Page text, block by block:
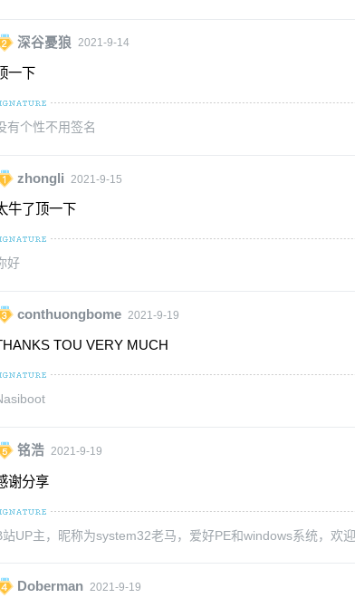
深谷憂狼 2021-9-14
顶一下
有个性不用签名
zhongli 2021-9-15
牛了顶一下
好
conthuongbome 2021-9-19
TOU VERY MUCH
铭浩 2021-9-19
谢分享
站UP主，昵称为system32老马，爱好PE和windows系统，欢
Doberman 2021-9-19